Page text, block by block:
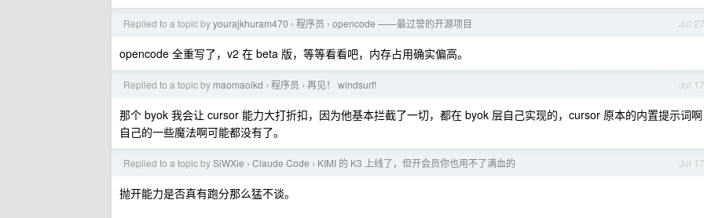
Jul 27
Replied to a topic byyourajkhuram470 › 程序员 › opencode ——最过誉的开源项目
opencode 全重写了，v2 在 beta 版，等等看看吧，内存占用确实偏高。
Jul 17
Replied to a topic by maomaolkd › 程序员 › 再见！ windsurf!
那个 byok 我会让 cursor 能力大打折扣，因为他基本拦截了一切，都在 byok 层自己实现的，cursor 原本的内置提示词啊
自己的一些魔法啊可能都没有了。
Jul 17
Replied to a topic bySiWXie › Claude Code › KIMI 的 K3 上线了，但开会员你也用不了满血的
抛开能力是否真有跑分那么猛不谈。